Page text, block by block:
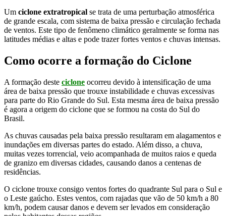
Um ciclone extratropical se trata de uma perturbação atmosférica
de grande escala, com sistema de baixa pressão e circulação fechada
de ventos. Este tipo de fenômeno climático geralmente se forma nas
latitudes médias e altas e pode trazer fortes ventos e chuvas intensas.
Como ocorre a formação do Ciclone
A formação deste ciclone ocorreu devido à intensificação de uma
área de baixa pressão que trouxe instabilidade e chuvas excessivas
para parte do Rio Grande do Sul. Esta mesma área de baixa pressão
é agora a origem do ciclone que se formou na costa do Sul do
Brasil.
As chuvas causadas pela baixa pressão resultaram em alagamentos e
inundações em diversas partes do estado. Além disso, a chuva,
muitas vezes torrencial, veio acompanhada de muitos raios e queda
de granizo em diversas cidades, causando danos a centenas de
residências.
O ciclone trouxe consigo ventos fortes do quadrante Sul para o Sul e
o Leste gaúcho. Estes ventos, com rajadas que vão de 50 km/h a 80
km/h, podem causar danos e devem ser levados em consideração